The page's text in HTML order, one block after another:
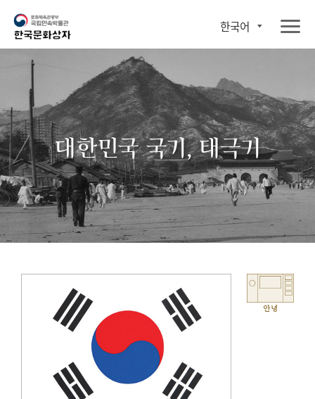
한국어
대한민국 국기, 태극기
안녕